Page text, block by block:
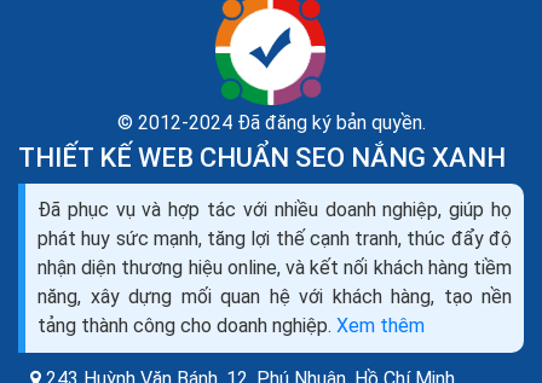
Làm thế nào marketing doanh nghiệp nhỏ? Giải
pháp marketing cho doanh nghiệp
Làm thế nào marketing doanh nghiệp nhỏ? Hãy bắt
chước cách của Hollywood.. Một trong những thách
thức phổ biến với mọi doanh nghiệp nhỏ, các start up,
các doanh...
© 2012-2024 Đã đăng ký bản quyền.
THIẾT KẾ WEB CHUẨN SEO NẮNG XANH
Đã phục vụ và hợp tác với nhiều doanh nghiệp, giúp họ
phát huy sức mạnh, tăng lợi thế cạnh tranh, thúc đẩy độ
nhận diện thương hiệu online, và kết nối khách hàng tiềm
năng, xây dựng mối quan hệ với khách hàng, tạo nền
tảng thành công cho doanh nghiệp. Xem thêm